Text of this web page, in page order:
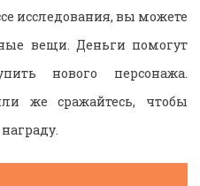
исследования, вы можете
вещи. Деньги помогут
нового персонажа.
же сражайтесь, чтобы